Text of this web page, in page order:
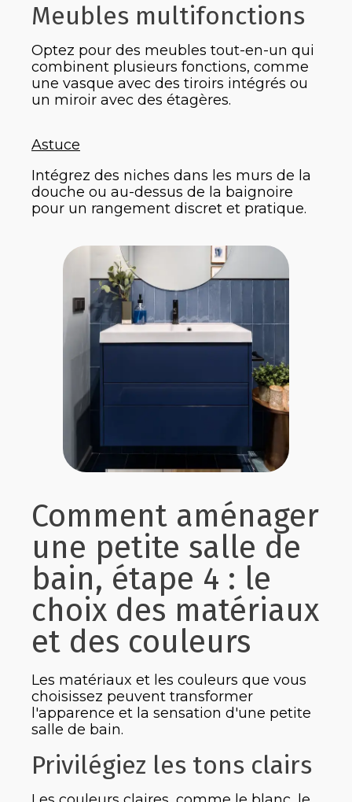
Meubles multifonctions
Optez pour des meubles tout-en-un qui
combinent plusieurs fonctions, comme
une vasque avec des tiroirs intégrés ou
un miroir avec des étagères.
Astuce
Intégrez des niches dans les murs de la
douche ou au-dessus de la baignoire
pour un rangement discret et pratique.
Comment aménager
une petite salle de
bain, étape 4 : le
choix des matériaux
et des couleurs
Les matériaux et les couleurs que vous
choisissez peuvent transformer
l'apparence et la sensation d'une petite
salle de bain.
Privilégiez les tons clairs